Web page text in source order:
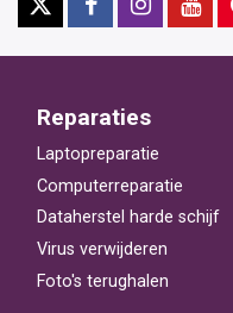
Reparaties
Laptopreparatie
Computerreparatie
Dataherstel harde schijf
Virus verwijderen
Foto's terughalen